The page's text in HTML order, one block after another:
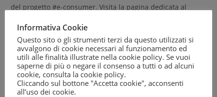
del progetto #e-consumer. Visita la pagina dedicata al
Informativa Cookie
Questo sito o gli strumenti terzi da questo utilizzati si
avvalgono di cookie necessari al funzionamento ed
utili alle finalità illustrate nella cookie policy. Se vuoi
saperne di più o negare il consenso a tutti o ad alcuni
cookie, consulta la cookie policy.
Cliccando sul bottone "Accetta cookie", acconsenti
all’uso dei cookie.